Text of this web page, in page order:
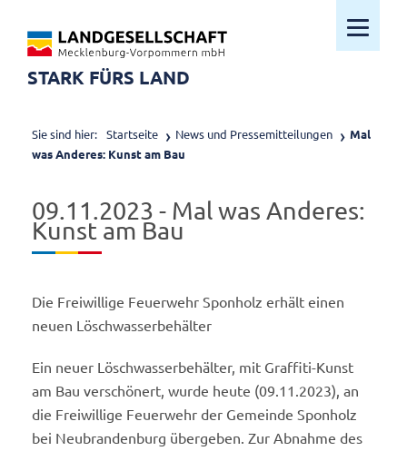
STARK FÜRS LAND
Mobiles
Sie sind hier: Startseite News und Pressemitteilungen
Mal
was Anderes: Kunst am Bau
09.11.2023 - Mal was Anderes:
Kunst am Bau
Die Freiwillige Feuerwehr Sponholz erhält einen
neuen Löschwasserbehälter
Ein neuer Löschwasserbehälter, mit Graffiti-Kunst
am Bau verschönert, wurde heute (09.11.2023), an
die Freiwillige Feuerwehr der Gemeinde Sponholz
bei Neubrandenburg übergeben. Zur Abnahme des